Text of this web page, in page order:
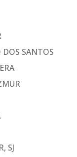
SANTOS
SJ